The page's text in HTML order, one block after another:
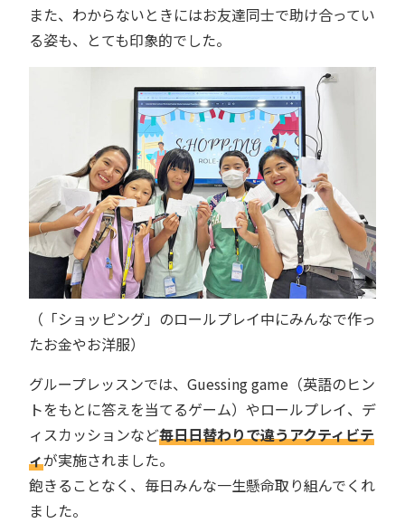
また、わからないときにはお友達同士で助け合ってい
る姿も、とても印象的でした。
（「ショッピング」のロールプレイ中にみんなで作っ
たお金やお洋服）
グループレッスンでは、Guessing game（英語のヒン
トをもとに答えを当てるゲーム）やロールプレイ、デ
ィスカッションなど毎日日替わりで違うアクティビテ
ィが実施されました。
飽きることなく、毎日みんな一生懸命取り組んでくれ
ました。